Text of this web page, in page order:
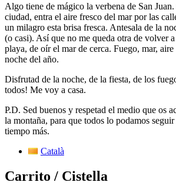
Algo tiene de mágico la verbena de San
ciudad, entra el aire fresco del mar por las
un milagro esta brisa fresca. Antesala de la
(o casi). Así que no me queda otra de volver
playa, de oír el mar de cerca. Fuego, mar,
noche del año.
Disfrutad de la noche, de la fiesta, de los
todos! Me voy a casa.
P.D. Sed buenos y respetad el medio que os
la montaña, para que todos lo podamos
tiempo más.
Català
Carrito / Cistella